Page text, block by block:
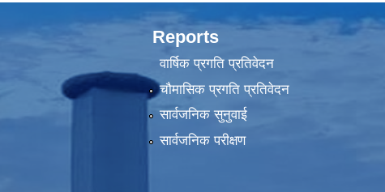
Reports
वार्षिक प्रगति प्रतिवेदन
चौमासिक प्रगति प्रतिवेदन
सार्वजनिक सुनुवाई
सार्वजनिक परीक्षण